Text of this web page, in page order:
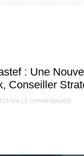
: Une
Conseiller
fois | 1 commentaire(s)